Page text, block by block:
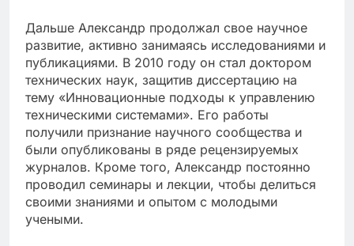
Дальше Александр продолжал свое научное
развитие, активно занимаясь исследованиями и
публикациями. В 2010 году он стал доктором
технических наук, защитив диссертацию на
тему «Инновационные подходы к управлению
техническими системами». Его работы
получили признание научного сообщества и
были опубликованы в ряде рецензируемых
журналов. Кроме того, Александр постоянно
проводил семинары и лекции, чтобы делиться
своими знаниями и опытом с молодыми
учеными.